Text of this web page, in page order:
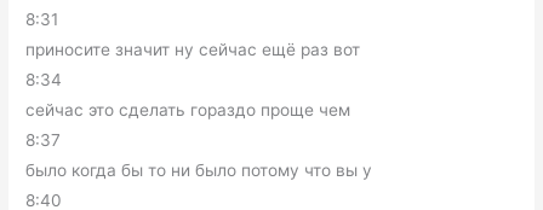
8:31
приносите значит ну сейчас ещё раз вот
8:34
сейчас это сделать гораздо проще чем
8:37
было когда бы то ни было потому что вы у
8:40